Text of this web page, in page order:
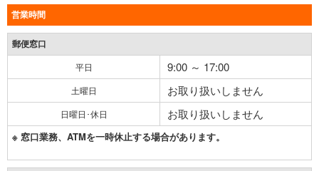
営業時間
郵便窓口
平日 9:00 ～ 17:00
土曜日 お取り扱いしません
日曜日･休日 お取り扱いしません
※ 窓口業務、ATMを一時休止する場合があります。